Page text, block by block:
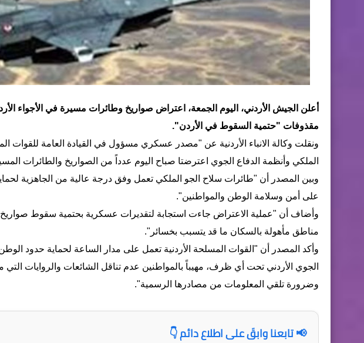
أعلن الجيش الأردني، اليوم الجمعة، اعتراض صواريخ وطائرات مسيرة في الأجواء
مقذوفات "حتمية السقوط في الأردن".
ونقلت وكالة الانباء الأردنية عن "مصدر عسكري مسؤول في القيادة العامة للقوات
الملكي وأنظمة الدفاع الجوي اعترضتا صباح اليوم عدداً من الصواريخ والطائرات
وبين المصدر أن "طائرات سلاح الجو الملكي تعمل وفق درجة عالية من الجاهزية
على أمن وسلامة الوطن والمواطنين".
وأضاف أن "عملية الاعتراض جاءت استجابة لتقديرات عسكرية بحتمية سقوط صواريخ
مناطق مأهولة بالسكان ما قد يتسبب بخسائر".
وأكد المصدر أن "القوات المسلحة الأردنية تعمل على مدار الساعة لحماية حدود
الجوي الأردني تحت أي ظرف، مهيباً بالمواطنين عدم تناقل الشائعات والروايات التي
وضرورة تلقي المعلومات من مصادرها الرسمية".
📢 تابعنا وابقَ على اطلاع دائم 👇